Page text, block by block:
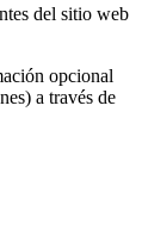
del sitio web
opcional
a través de